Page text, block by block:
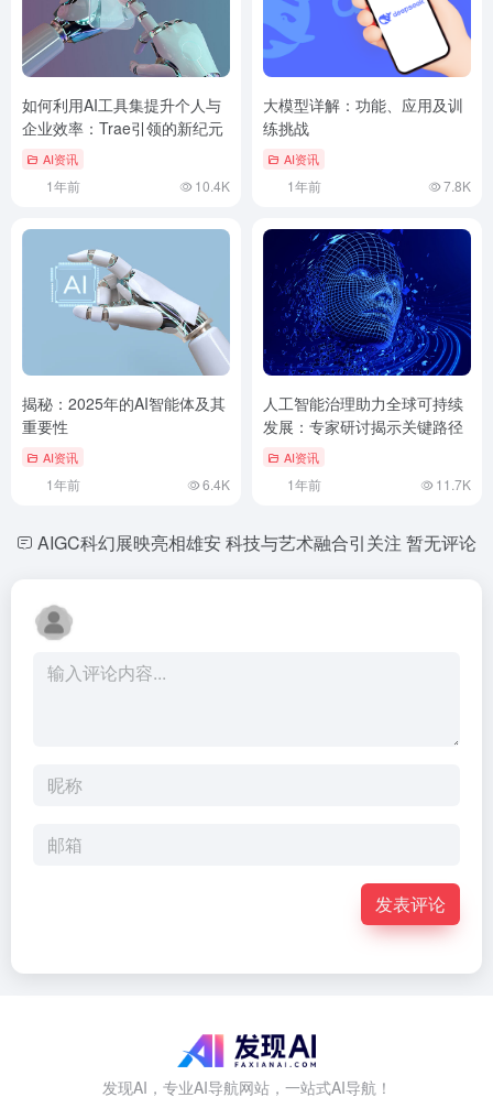
如何利用AI工具集提升个人与
企业效率：Trae引领的新纪元
AI资讯
1年前 10.4K
大模型详解：功能、应用及训
练挑战
AI资讯
1年前 7.8K
揭秘：2025年的AI智能体及其
重要性
AI资讯
1年前 6.4K
人工智能治理助力全球可持续
发展：专家研讨揭示关键路径
AI资讯
1年前 11.7K
AIGC科幻展映亮相雄安 科技与艺术融合引关注 暂无评论
发表评论
发现AI，专业AI导航网站，一站式AI导航！